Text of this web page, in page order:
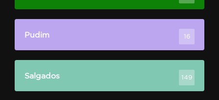
Pudim 16
Salgados 149